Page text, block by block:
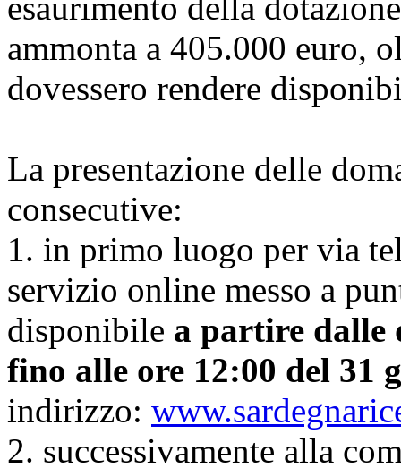
ammonta a 405.000 euro,
dovessero rendere
La presentazione delle
consecutive:
1. in primo luogo per via
servizio online messo a
disponibile a partire dalle
fino alle ore 12:00 del 31
indirizzo:
2. successivamente alla